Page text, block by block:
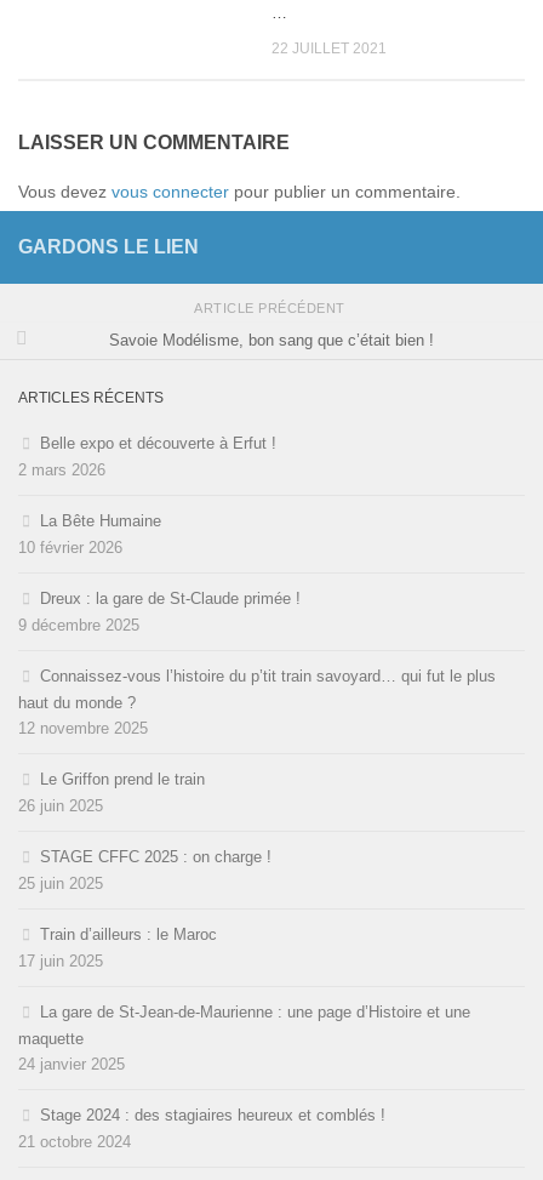
22 JUILLET 2021
LAISSER UN COMMENTAIRE
Vous devez vous connecter pour publier un commentaire.
GARDONS LE LIEN
ARTICLE PRÉCÉDENT
Savoie Modélisme, bon sang que c’était bien !
ARTICLES RÉCENTS
Belle expo et découverte à Erfut !
2 mars 2026
La Bête Humaine
10 février 2026
Dreux : la gare de St-Claude primée !
9 décembre 2025
Connaissez-vous l’histoire du p’tit train savoyard… qui fut le plus
haut du monde ?
12 novembre 2025
Le Griffon prend le train
26 juin 2025
STAGE CFFC 2025 : on charge !
25 juin 2025
Train d’ailleurs : le Maroc
17 juin 2025
La gare de St-Jean-de-Maurienne : une page d’Histoire et une
maquette
24 janvier 2025
Stage 2024 : des stagiaires heureux et comblés !
21 octobre 2024